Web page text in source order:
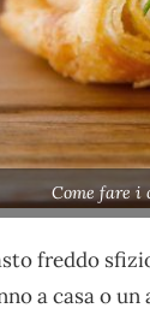
Come fare
freddo
a casa o